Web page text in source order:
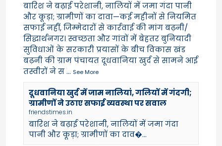
बारिश ने बढ़ाई परेशानी, नालियों में जमा गंदा पानी
और कूड़ा; ग्रामीणों का दावा—कई महीनों से नियमित
सफाई नहीं, जिम्मेदारों से कार्रवाई की मांग बढ़नी/
सिद्धार्थनगर। स्वच्छता और गांवों में बेहतर बुनियादी
सुविधाओं के सरकारी प्रयासों के बीच विकास खंड
बढ़नी की ग्राम पंचायत दूधवानिया खुर्द से सामने आई
तस्वीरों ने स... See More
दूधवानिया खुर्द में जाम नालियां, गलियों में गंदगी;
ग्रामीणों ने उठाए सफाई व्यवस्था पर सवाल
friendstimes.in
बारिश ने बढ़ाई परेशानी, नालियों में जमा गंदा
पानी और कूड़ा; ग्रामीणों का दाव�...